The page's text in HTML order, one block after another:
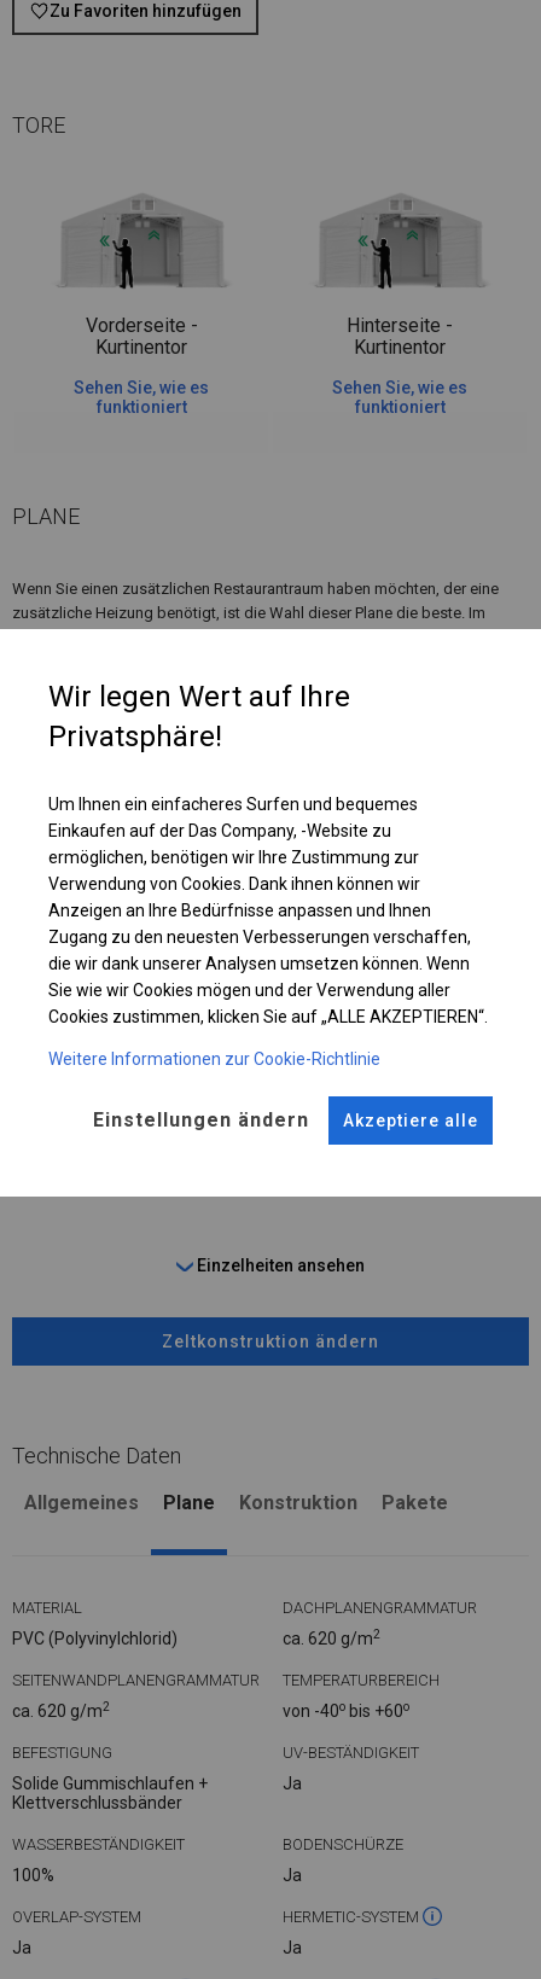
Zu Favoriten hinzufügen
TORE
Vorderseite -
Kurtinentor
Sehen Sie, wie es
funktioniert
Hinterseite -
Kurtinentor
Sehen Sie, wie es
funktioniert
PLANE
Wenn Sie einen zusätzlichen Restaurantraum haben möchten, der eine
zusätzliche Heizung benötigt, ist die Wahl dieser Plane die beste. Im
Einzelheiten ansehen
Plane ändern
KONSTRUKTION
SUMMER
ROHRE ANSCHLÜSSE
Stahl ca.fi 42 mm
Einzelheiten ansehen
Zeltkonstruktion ändern
Technische Daten
Allgemeines Plane Konstruktion Pakete
MATERIAL
PVC (Polyvinylchlorid)
DACHPLANENGRAMMATUR
ca. 620 g/m2
SEITENWANDPLANENGRAMMATUR
ca. 620 g/m2
TEMPERATURBEREICH
von -40o bis +60o
BEFESTIGUNG
Solide Gummischlaufen +
Klettverschlussbänder
UV-BESTÄNDIGKEIT
Ja
WASSERBESTÄNDIGKEIT
100%
BODENSCHÜRZE
Ja
OVERLAP-SYSTEM
Ja
HERMETIC-SYSTEM
Ja
Wir legen Wert auf Ihre
Privatsphäre!
Um Ihnen ein einfacheres Surfen und bequemes
Einkaufen auf der Das Company, -Website zu
ermöglichen, benötigen wir Ihre Zustimmung zur
Verwendung von Cookies. Dank ihnen können wir
Anzeigen an Ihre Bedürfnisse anpassen und Ihnen
Zugang zu den neuesten Verbesserungen verschaffen,
die wir dank unserer Analysen umsetzen können. Wenn
Sie wie wir Cookies mögen und der Verwendung aller
Cookies zustimmen, klicken Sie auf „ALLE AKZEPTIEREN“.
Weitere Informationen zur Cookie-Richtlinie
Einstellungen ändern Akzeptiere alle